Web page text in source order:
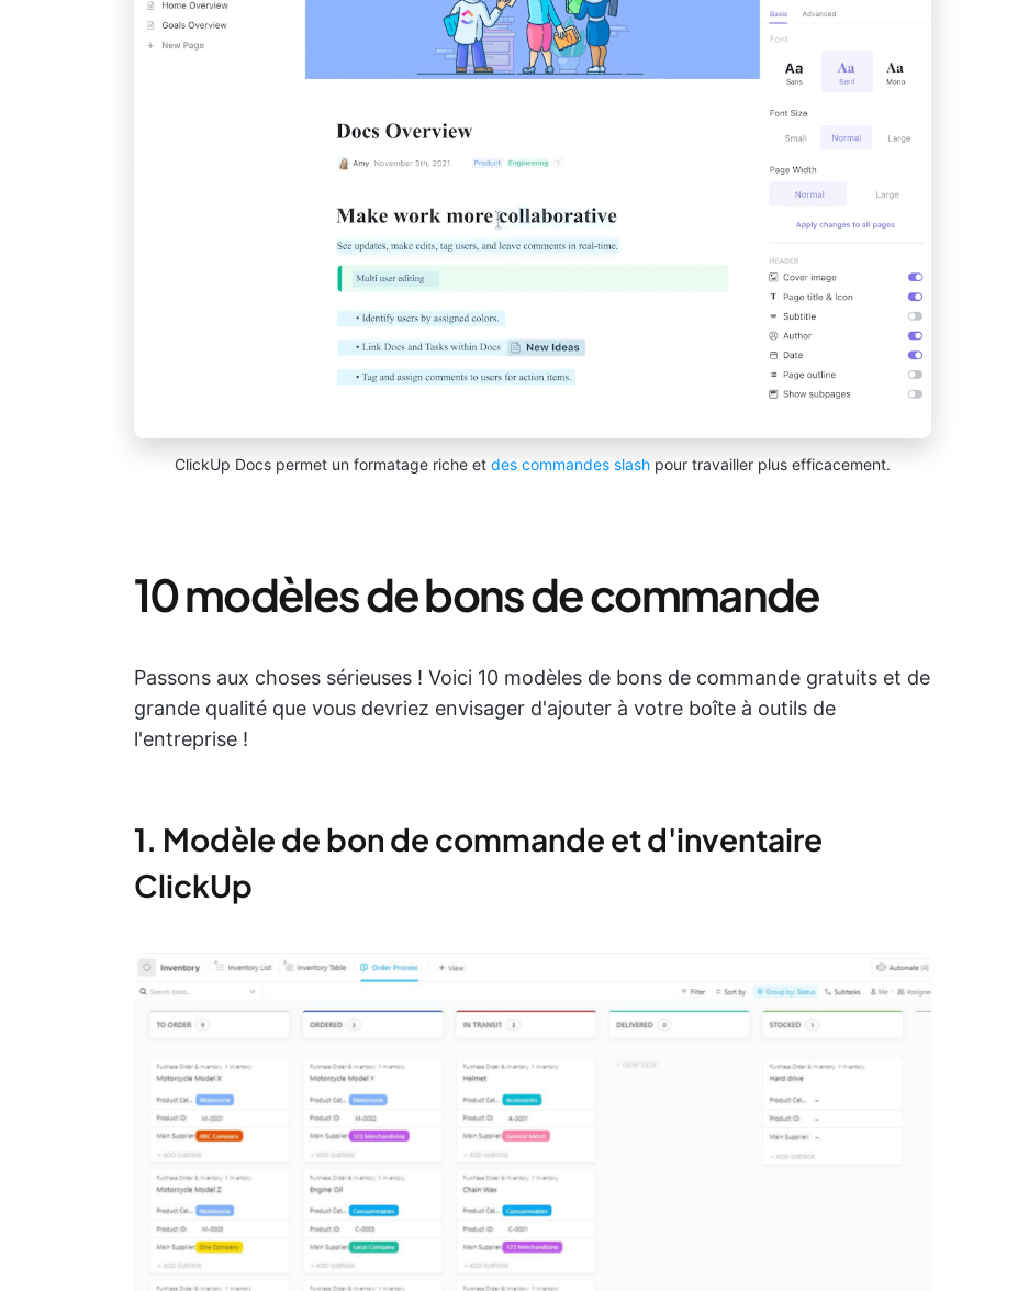
ClickUp Docs permet un formatage riche et des commandes slash pour travailler plus efficacement.
10 modèles de bons de commande
Passons aux choses sérieuses ! Voici 10 modèles de bons de commande gratuits et de
grande qualité que vous devriez envisager d'ajouter à votre boîte à outils de
l'entreprise !
1. Modèle de bon de commande et d'inventaire
ClickUp